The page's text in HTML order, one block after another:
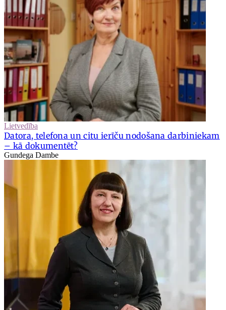
Lietvedība
Datora, telefona un citu ierīču nodošana darbiniekam
– kā dokumentēt?
Gundega Dambe